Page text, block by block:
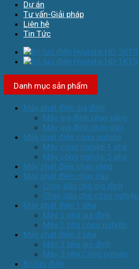
Dự án
Tư vấn-Giải pháp
Liên hệ
Tin Tức
Danh mục sản phẩm
Máy phát điện gia đình
Máy gia đình chạy xăng
Máy gia đình chạy dầu
Máy phát điện công nghiệp
Máy công nghiệp 1 pha
Máy công nghiệp 3 pha
Máy phát điện chạy xăng
Máy phát điện chạy dầu
Chạy dầu cho gia đình
Chạy dầu cho công nghiệp
Máy phát điện 1 pha
Máy 1 pha gia đình
Máy 1 pha công nghiệp
Máy phát điện 3 pha
Máy 3 pha gia đình
Máy 3 pha Công nghiệp
Bộ lưu điện